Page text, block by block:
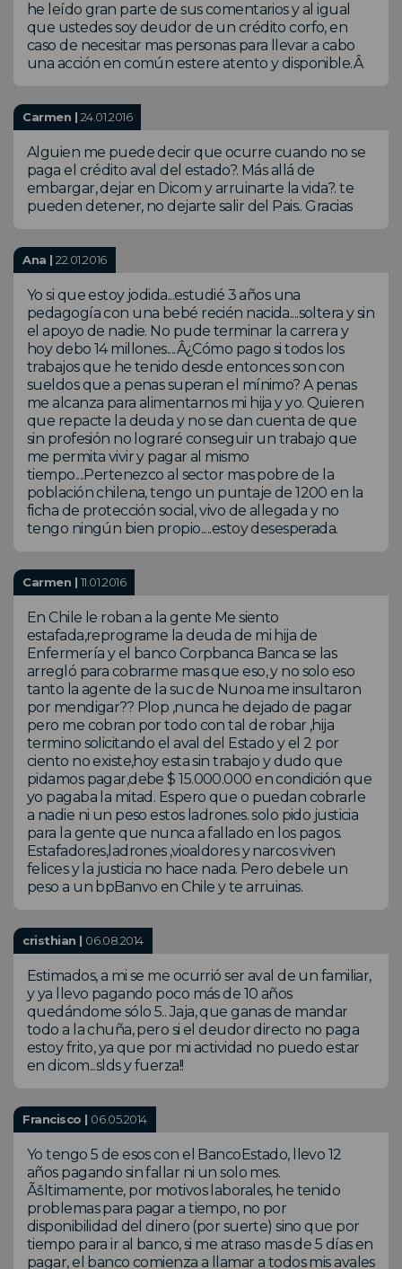
he leído gran parte de sus comentarios y al igual
que ustedes soy deudor de un crédito corfo, en
caso de necesitar mas personas para llevar a cabo
una acción en común estere atento y disponible.Â
Carmen | 24.01.2016
Alguien me puede decir que ocurre cuando no se
paga el crédito aval del estado?. Más allá de
embargar, dejar en Dicom y arruinarte la vida?. te
pueden detener, no dejarte salir del Pais.. Gracias
Ana |22.01.2016
Yo si que estoy jodida...estudié 3 años una
pedagogía con una bebé recién nacida....soltera y sin
el apoyo de nadie. No pude terminar la carrera y
hoy debo 14 millones....Â¿Cómo pago si todos los
trabajos que he tenido desde entonces son con
sueldos que a penas superan el mínimo? A penas
me alcanza para alimentarnos mi hija y yo. Quieren
que repacte la deuda y no se dan cuenta de que
sin profesión no lograré conseguir un trabajo que
me permita vivir y pagar al mismo
tiempo....Pertenezco al sector mas pobre de la
población chilena, tengo un puntaje de 1200 en la
ficha de protección social, vivo de allegada y no
tengo ningún bien propio.....estoy desesperada.
Carmen | 11.01.2016
En Chile le roban a la gente Me siento
estafada,reprograme la deuda de mi hija de
Enfermería y el banco Corpbanca Banca se las
arregló para cobrarme mas que eso, y no solo eso
tanto la agente de la suc de Nunoa me insultaron
por mendigar?? Plop ,nunca he dejado de pagar
pero me cobran por todo con tal de robar ,hija
termino solicitando el aval del Estado y el 2 por
ciento no existe,hoy esta sin trabajo y dudo que
pidamos pagar,debe $ 15.000.000 en condición que
yo pagaba la mitad. Espero que o puedan cobrarle
a nadie ni un peso estos ladrones. solo pido justicia
para la gente que nunca a fallado en los pagos.
Estafadores,ladrones ,vioaldores y narcos viven
felices y la justicia no hace nada. Pero debele un
peso a un bpBanvo en Chile y te arruinas.
cristhian | 06.08.2014
Estimados, a mi se me ocurrió ser aval de un familiar,
y ya llevo pagando poco más de 10 años
quedándome sólo 5.. Jaja, que ganas de mandar
todo a la chuña, pero si el deudor directo no paga
estoy frito, ya que por mi actividad no puedo estar
en dicom...slds y fuerza!!
Francisco | 06.05.2014
Yo tengo 5 de esos con el BancoEstado, llevo 12
años pagando sin fallar ni un solo mes.
Ãšltimamente, por motivos laborales, he tenido
problemas para pagar a tiempo, no por
disponibilidad del dinero (por suerte) sino que por
tiempo para ir al banco, si me atraso mas de 5 días en
pagar, el banco comienza a llamar a todos mis avales